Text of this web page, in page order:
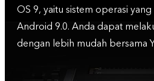
OS 9, yaitu sistem operasi
Android 9.0. Anda dapat
dengan lebih mudah bersama